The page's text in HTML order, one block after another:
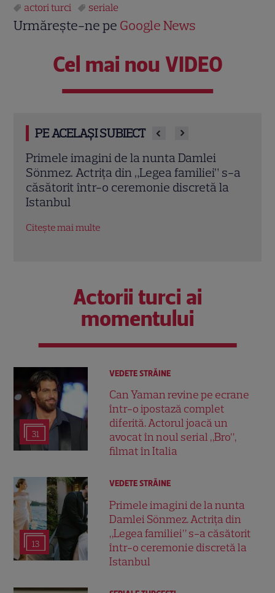
actori turci seriale
Urmărește-ne pe Google News
Cel mai nou VIDEO
PE ACELAȘI SUBIECT
Trauma neștiută a actriței din serialul „O
dragoste”! Drama cumplită care i-a
marcat copilăria
Actorii turci ai
momentului
31
VEDETE STRĂINE
Can Yaman revine pe ecrane
într-o ipostază complet
diferită. Actorul joacă un
avocat în noul serial „Bro”,
filmat în Italia
13
VEDETE STRĂINE
Primele imagini de la nunta
Damlei Sönmez. Actrița din
„Legea familiei” s-a căsătorit
într-o ceremonie discretă la
Istanbul